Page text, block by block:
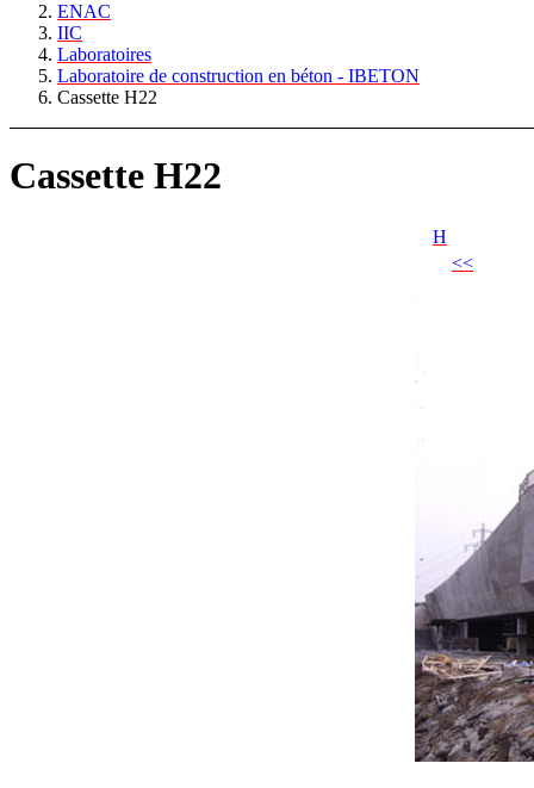
ENAC
IIC
Laboratoires
Laboratoire de construction en béton - IBETON
Cassette H22
Cassette H22
H
<<